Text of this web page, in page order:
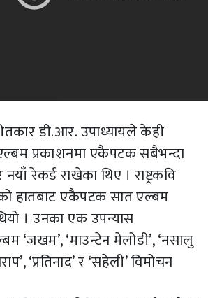
डी.आर. उपाध्यायले केही
प्रकाशनमा एकैपटक सबैभन्दा
रेकर्ड राखेका थिए । राष्ट्रकवि
हातबाट एकैपटक सात एल्बम
। उनका एक उपन्यास
‘जखम’, ‘माउन्टेन मेलोडी’, ‘नसालु
‘प्रतिनाद’ र ‘सहेली’ विमोचन